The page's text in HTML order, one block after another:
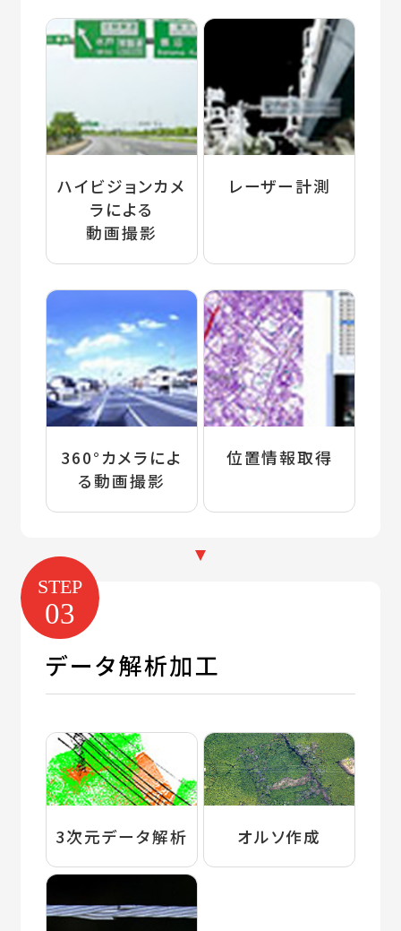
ハイビジョンカメ
ラによる
動画撮影
レーザー計測
360°カメラによ
る動画撮影
位置情報取得
STEP
03
データ解析加工
3次元データ解析 オルソ作成